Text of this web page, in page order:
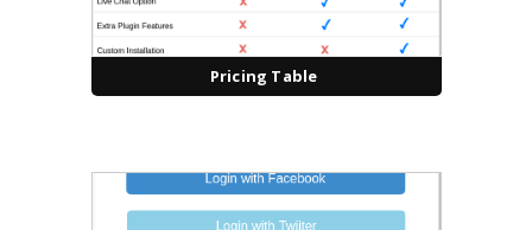
Pricing Table